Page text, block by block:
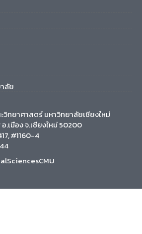
ลัย
ทยาศาสตร์ มหาวิทยาลัยเชียงใหม่
.เมือง จ.เชียงใหม่ 50200
#1160-4